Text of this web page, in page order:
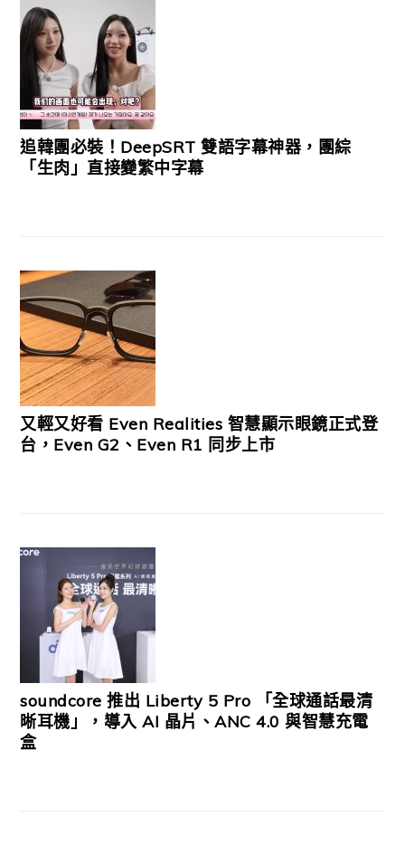
追韓團必裝！DeepSRT 雙語字幕神器，團綜
「生肉」直接變繁中字幕
又輕又好看 Even Realities 智慧顯示眼鏡正式登
台，Even G2、Even R1 同步上市
soundcore 推出 Liberty 5 Pro 「全球通話最清
晰耳機」，導入 AI 晶片、ANC 4.0 與智慧充電
盒